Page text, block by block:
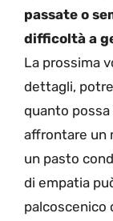
passate o
difficoltà a
La prossima
dettagli,
quanto possa
affrontare un
un pasto
di empatia
palcoscenico